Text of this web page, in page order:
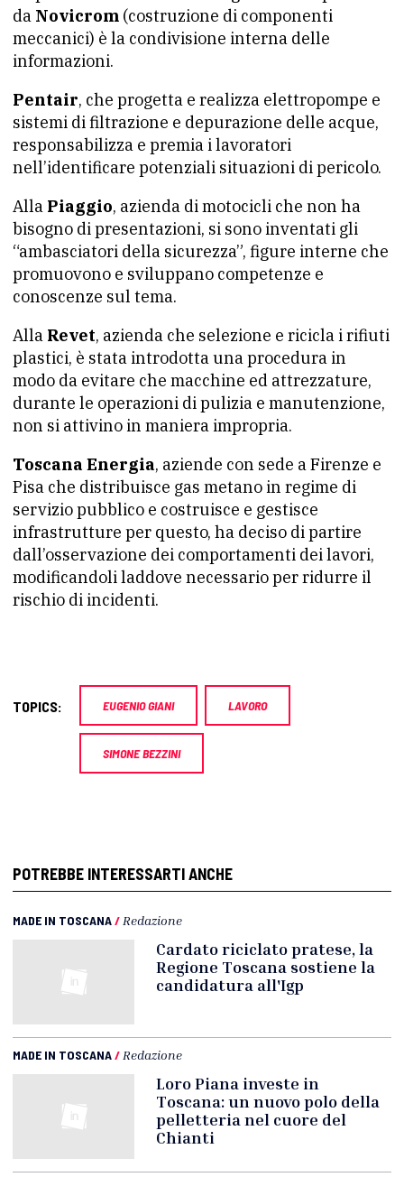
da Novicrom (costruzione di componenti
meccanici) è la condivisione interna delle
informazioni.
Pentair, che progetta e realizza elettropompe e
sistemi di filtrazione e depurazione delle acque,
responsabilizza e premia i lavoratori
nell’identificare potenziali situazioni di pericolo.
Alla Piaggio, azienda di motocicli che non ha
bisogno di presentazioni, si sono inventati gli
“ambasciatori della sicurezza”, figure interne che
promuovono e sviluppano competenze e
conoscenze sul tema.
Alla Revet, azienda che selezione e ricicla i rifiuti
plastici, è stata introdotta una procedura in
modo da evitare che macchine ed attrezzature,
durante le operazioni di pulizia e manutenzione,
non si attivino in maniera impropria.
Toscana Energia, aziende con sede a Firenze e
Pisa che distribuisce gas metano in regime di
servizio pubblico e costruisce e gestisce
infrastrutture per questo, ha deciso di partire
dall’osservazione dei comportamenti dei lavori,
modificandoli laddove necessario per ridurre il
rischio di incidenti.
TOPICS: EUGENIO GIANI LAVORO
SIMONE BEZZINI
POTREBBE INTERESSARTI ANCHE
MADE IN TOSCANA/ Redazione
Cardato riciclato pratese, la
Regione Toscana sostiene la
candidatura all'Igp
MADE IN TOSCANA/ Redazione
Loro Piana investe in
Toscana: un nuovo polo della
pelletteria nel cuore del
Chianti